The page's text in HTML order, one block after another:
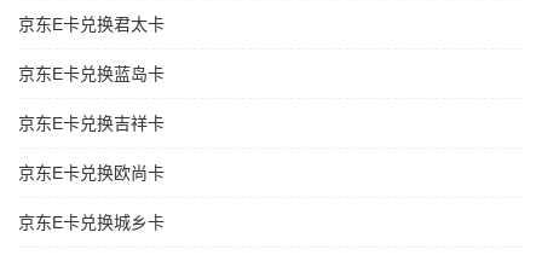
京东E卡兑换君太卡
京东E卡兑换蓝岛卡
京东E卡兑换吉祥卡
京东E卡兑换欧尚卡
京东E卡兑换城乡卡